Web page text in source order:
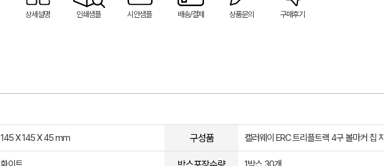
상세설명 인쇄샘플 시안샘플 배송/결제 상품문의 구매후기
145 X 145 X 45 mm 구성품 캘러웨이 ERC 트리플트랙 4구 볼마커 칩